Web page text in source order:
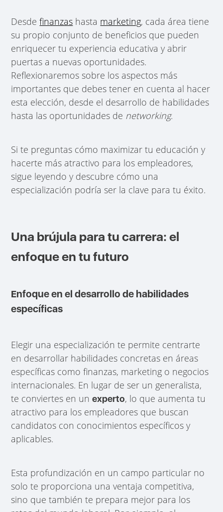
Desdefinanzas hasta marketing, cada área tiene
su propio conjunto de beneficios que pueden
enriquecer tu experiencia educativa y abrir
puertas a nuevas oportunidades.
Reflexionaremos sobre los aspectos más
importantes que debes tener en cuenta al hacer
esta elección, desde el desarrollo de habilidades
hasta las oportunidades de networking.
Si te preguntas cómo maximizar tu educación y
hacerte más atractivo para los empleadores,
sigue leyendo y descubre cómo una
especialización podría ser la clave para tu éxito.
Una brújula para tu carrera: el
enfoque en tu futuro
Enfoque en el desarrollo de habilidades
específicas
Elegir una especialización te permite centrarte
en desarrollar habilidades concretas en áreas
específicas como finanzas, marketing o negocios
internacionales. En lugar de ser un generalista,
te conviertes en unexperto, lo que aumenta tu
atractivo para los empleadores que buscan
candidatos con conocimientos específicos y
aplicables.
Esta profundización en un campo particular no
solo te proporciona una ventaja competitiva,
sino que también te prepara mejor para los